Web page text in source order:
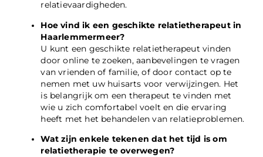
relatievaardigheden.
Hoe vind ik een geschikte relatietherapeut in
Haarlemmermeer?
U kunt een geschikte relatietherapeut vinden
door online te zoeken, aanbevelingen te vragen
van vrienden of familie, of door contact op te
nemen met uw huisarts voor verwijzingen. Het
is belangrijk om een therapeut te vinden met
wie u zich comfortabel voelt en die ervaring
heeft met het behandelen van relatieproblemen.
Wat zijn enkele tekenen dat het tijd is om
relatietherapie te overwegen?